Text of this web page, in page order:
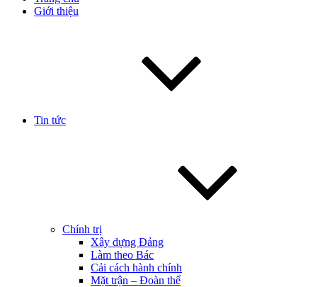
Giới thiệu
Tin tức
Chính trị
Xây dựng Đảng
Làm theo Bác
Cải cách hành chính
Mặt trận – Đoàn thể